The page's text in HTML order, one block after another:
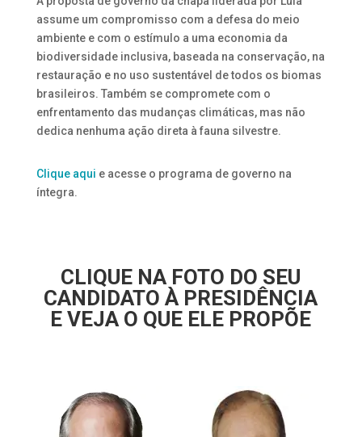
assume um compromisso com a defesa do meio
ambiente e com o estímulo a uma economia da
biodiversidade inclusiva, baseada na conservação, na
restauração e no uso sustentável de todos os biomas
brasileiros. Também se compromete com o
enfrentamento das mudanças climáticas, mas não
dedica nenhuma ação direta à fauna silvestre.
Clique aqui e acesse o programa de governo na
íntegra.
CLIQUE NA FOTO DO SEU
CANDIDATO À PRESIDÊNCIA
E VEJA O QUE ELE PROPÕE